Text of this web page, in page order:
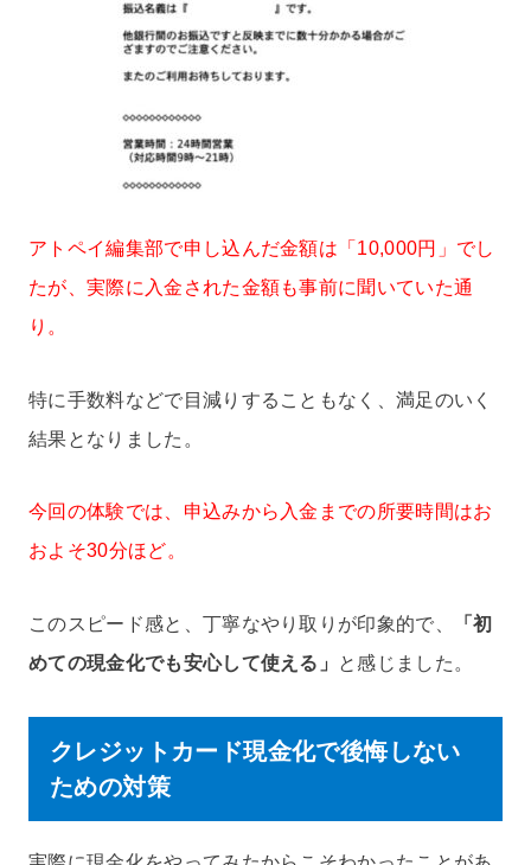
アトペイ編集部で申し込んだ金額は「10,000円」でし
たが、実際に入金された金額も事前に聞いていた通
り。
特に手数料などで目減りすることもなく、満足のいく
結果となりました。
今回の体験では、申込みから入金までの所要時間はお
およそ30分ほど。
このスピード感と、丁寧なやり取りが印象的で、
「初
めての現金化でも安心して使える」
と感じました。
クレジットカード現金化で後悔しない
ための対策